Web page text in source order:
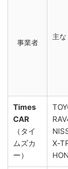
事業者
主
Times
CAR
（タイ
ムズカ
ー）